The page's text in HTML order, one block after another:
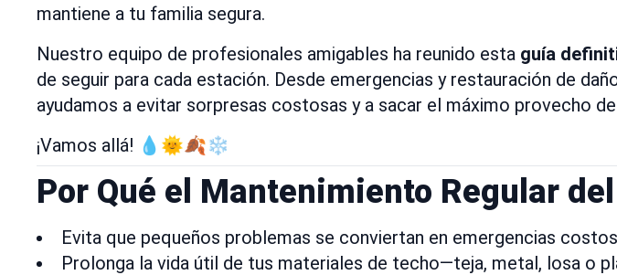
mantiene a tu familia segura.
Nuestro equipo de profesionales amigables ha reunido esta guía
de seguir para cada estación. Desde emergencias y restauración de
ayudamos a evitar sorpresas costosas y a sacar el máximo provecho
¡Vamos allá! 💧🌞🍂❄️
Por Qué el Mantenimiento Regular
Evita que pequeños problemas se conviertan en emergencias
Prolonga la vida útil de tus materiales de techo—teja, metal, losa o